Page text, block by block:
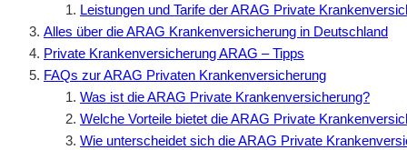
Leistungen und Tarife der ARAG Private
Alles über die ARAG Krankenversicherung in Deutschland
Private Krankenversicherung ARAG – Tipps
FAQs zur ARAG Privaten Krankenversicherung
Was ist die ARAG Private Krankenversicherung?
Welche Vorteile bietet die ARAG Private
Wie unterscheidet sich die ARAG Private